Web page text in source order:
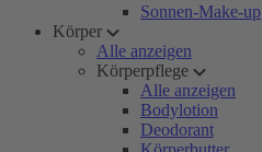
Sonnen-Make-up
Körper
Alle anzeigen
Körperpflege
Alle anzeigen
Bodylotion
Deodorant